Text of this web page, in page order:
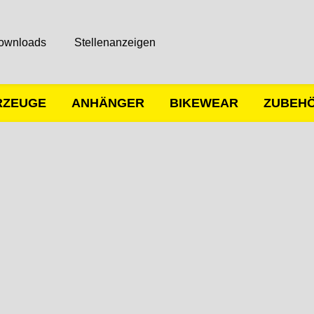
Stellenanzeigen
ANHÄNGER BIKEWEAR